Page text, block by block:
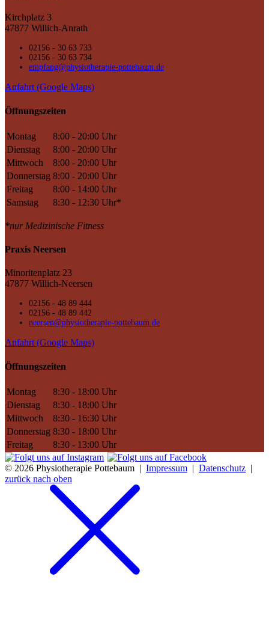
Kirchplatz 3
47877 Willich-Anrath
02156 - 30 63 733
02156 - 30 63 734
empfang@physiotherapie-pottebaum.de
Anfahrt (Google Maps)
Öffnungszeiten
Montag
8:00 - 20:00 Uhr
Dienstag
8:00 - 20:00 Uhr
Mittwoch
8:00 - 20:00 Uhr
Donnerstag 8:00 - 20:00 Uhr
Freitag
8:00 - 14:00 Uhr
Samstag
8:30 - 12:30 Uhr*
*nur Medizinische Fitness
Praxis Neersen
Minoritenplatz 23
47877 Willich-Neersen
02156 - 48 89 444
02156 - 48 89 442
neersen@physiotherapie-pottebaum.de
Anfahrt (Google Maps)
Öffnungszeiten
Montag
8:30 - 18:00 Uhr
Dienstag
8:30 - 18:00 Uhr
Mittwoch
8:30 - 16:30 Uhr
Donnerstag 8:30 - 18:00 Uhr
Freitag
8:30 - 13:00 Uhr
© 2026 Physiotherapie Pottebaum | Impressum | Datenschutz |
zurück nach oben